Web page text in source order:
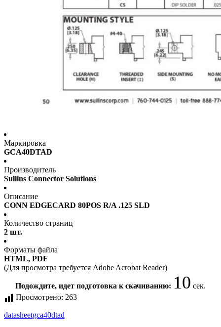
Маркировка
GCA40DTAD
Производитель
Sullins Connector Solutions
Описание
CONN EDGECARD 80POS R/A .125 SLD
Количество страниц
2 шт.
Форматы файла
HTML, PDF
(Для просмотра требуется Adobe Acrobat Reader)
Подождите, идет подготовка к скачиванию: 10 сек.
Просмотрено: 263
datasheetgca40dtad